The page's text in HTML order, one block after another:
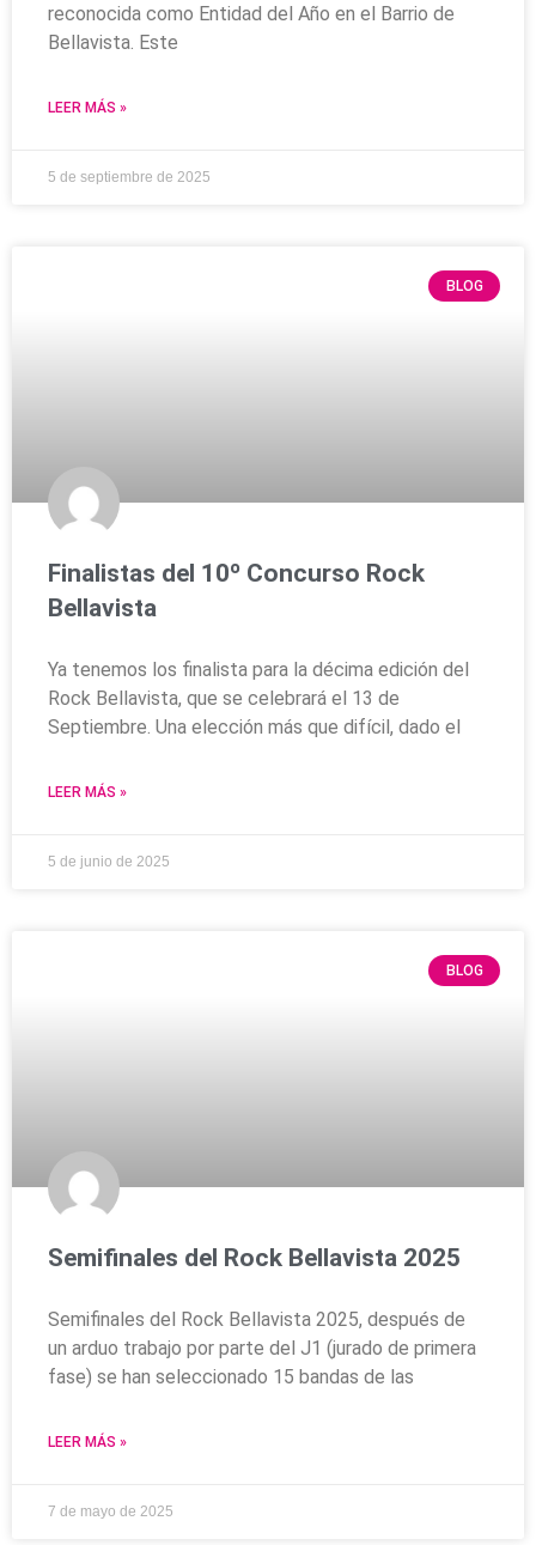
reconocida como Entidad del Año en el Barrio de
Bellavista. Este
LEER MÁS »
5 de septiembre de 2025
BLOG
Finalistas del 10º Concurso Rock
Bellavista
Ya tenemos los finalista para la décima edición del
Rock Bellavista, que se celebrará el 13 de
Septiembre. Una elección más que difícil, dado el
LEER MÁS »
5 de junio de 2025
BLOG
Semifinales del Rock Bellavista 2025
Semifinales del Rock Bellavista 2025, después de
un arduo trabajo por parte del J1 (jurado de primera
fase) se han seleccionado 15 bandas de las
LEER MÁS »
7 de mayo de 2025